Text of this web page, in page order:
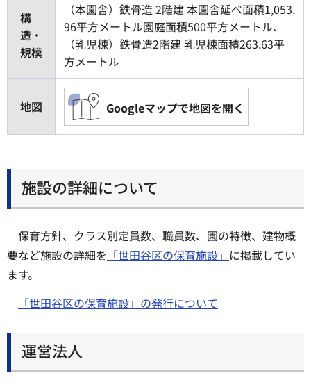
構
造・
規模
（本園舎）鉄骨造 2階建 本園舎延べ面積1,053.
96平方メートル園庭面積500平方メートル、
（乳児棟）鉄骨造2階建 乳児棟面積263.63平
方メートル
地図 Googleマップで地図を開く
施設の詳細について
保育方針、クラス別定員数、職員数、園の特徴、建物概
要など施設の詳細を 「世田谷区の保育施設」 に掲載してい
ます。
「世田谷区の保育施設」の発行について
運営法人